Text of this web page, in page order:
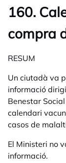
160.
compra
RESUM
Un ciutadà va
informació
Benestar
calendari
casos de
El Ministeri no
informació.